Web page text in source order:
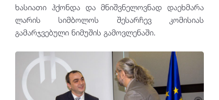
ხასიათი ჰქონდა და მნიშვნელოვნად დაეხმარა
ლარის სიმბოლოს შესარჩევ კომისიას
გამარჯვებული ნიმუშის გამოვლენაში.